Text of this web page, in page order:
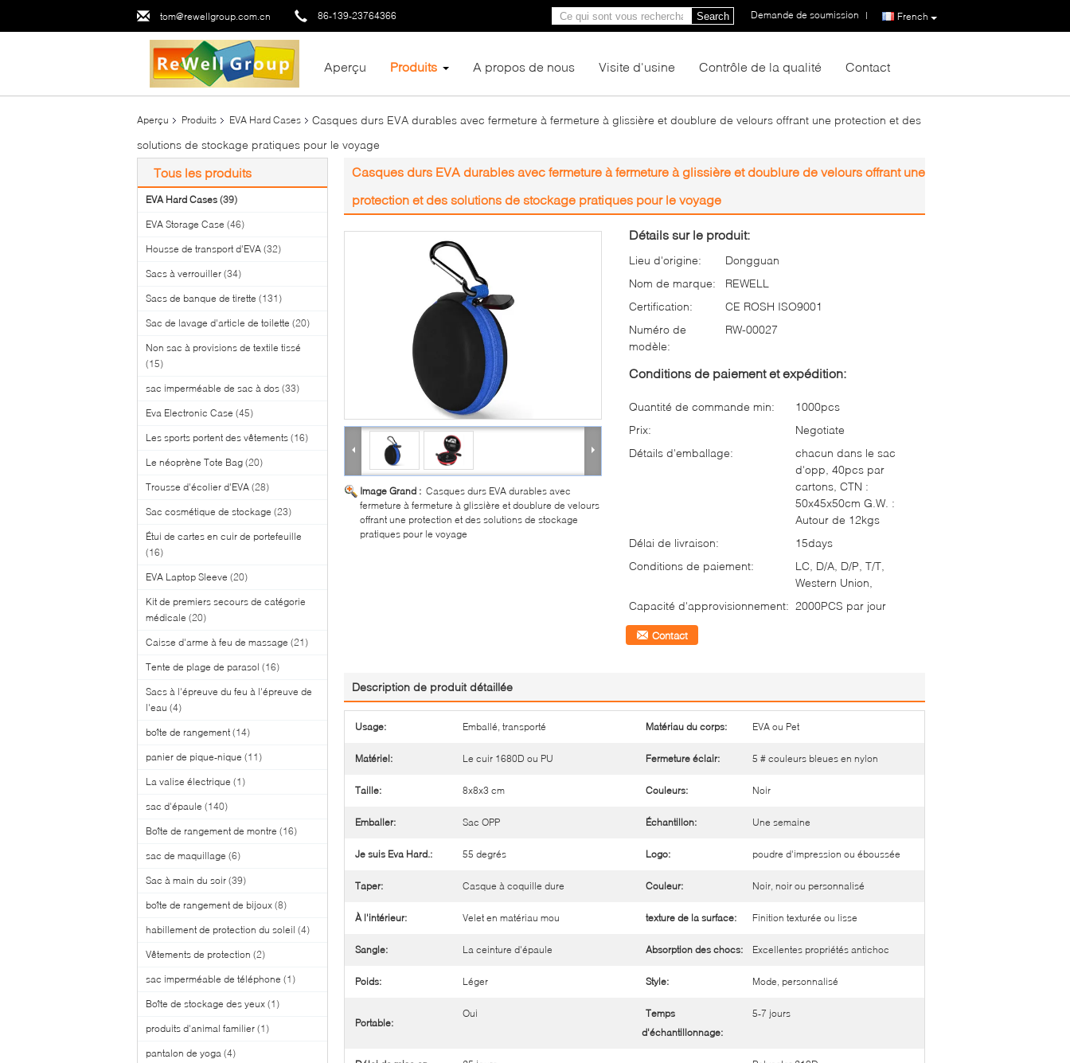
tom@rewellgroup.com.cn 86-139-23764366 French
Demande de soumission |
Search
Aperçu Produits A propos de nous Visite d'usine Contrôle de la qualité Contact
Aperçu Produits EVA Hard Cases
Casques durs EVA durables avec fermeture à fermeture à glissière et doublure de velours offrant une protection et des
solutions de stockage pratiques pour le voyage
Tous les produits
EVA Hard Cases (39)
EVA Storage Case (46)
Housse de transport d'EVA (32)
Sacs à verrouiller (34)
Sacs de banque de tirette (131)
Sac de lavage d'article de toilette (20)
Non sac à provisions de textile tissé
(15)
sac imperméable de sac à dos (33)
Eva Electronic Case (45)
Les sports portent des vêtements (16)
Le néoprène Tote Bag (20)
Trousse d'écolier d'EVA (28)
Sac cosmétique de stockage (23)
Étui de cartes en cuir de portefeuille
(16)
EVA Laptop Sleeve (20)
Kit de premiers secours de catégorie
médicale (20)
Caisse d'arme à feu de massage (21)
Tente de plage de parasol (16)
Sacs à l'épreuve du feu à l'épreuve de
l'eau (4)
boîte de rangement (14)
panier de pique-nique (11)
La valise électrique (1)
sac d'épaule (140)
Boîte de rangement de montre (16)
sac de maquillage (6)
Sac à main du soir (39)
boîte de rangement de bijoux (8)
habillement de protection du soleil (4)
Vêtements de protection (2)
sac imperméable de téléphone (1)
Boîte de stockage des yeux (1)
produits d'animal familier (1)
pantalon de yoga (4)
Casques durs EVA durables avec fermeture à fermeture à glissière et doublure de velours offrant une
protection et des solutions de stockage pratiques pour le voyage
Image Grand : Casques durs EVA durables avec
fermeture à fermeture à glissière et doublure de velours
offrant une protection et des solutions de stockage
pratiques pour le voyage
Détails sur le produit:
Lieu d'origine:
Dongguan
Nom de marque:
REWELL
Certification:
CE ROSH ISO9001
Numéro de
modèle:
RW-00027
Conditions de paiement et expédition:
Quantité de commande min:
1000pcs
Prix:
Negotiate
Détails d'emballage:
chacun dans le sac
d'opp, 40pcs par
cartons, CTN :
50x45x50cm G.W. :
Autour de 12kgs
Délai de livraison:
15days
Conditions de paiement:
LC, D/A, D/P, T/T,
Western Union,
Capacité d'approvisionnement: 2000PCS par jour
Contact
Description de produit détaillée
Usage: Emballé, transporté Matériau du corps: EVA ou Pet
Matériel: Le cuir 1680D ou PU Fermeture éclair: 5 # couleurs bleues en nylon
Taille: 8x8x3 cm Couleurs: Noir
Emballer: Sac OPP Échantillon: Une semaine
Je suis Eva Hard.: 55 degrés Logo: poudre d'impression ou éboussée
Taper: Casque à coquille dure Couleur: Noir, noir ou personnalisé
À l'intérieur: Velet en matériau mou texture de la surface: Finition texturée ou lisse
Sangle: La ceinture d'épaule Absorption des chocs: Excellentes propriétés antichoc
Poids: Léger Style: Mode, personnalisé
Portable:
Oui
Temps
d'échantillonnage:
5-7 jours